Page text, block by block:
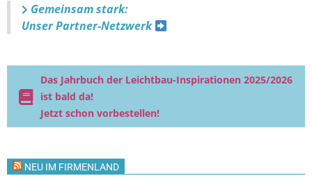
Gemeinsam stark:
Unser Partner-Netzwerk
Das Jahrbuch der Leichtbau-Inspirationen 2025/2026
ist bald da!
Jetzt schon vorbestellen!
NEU IM FIRMENLAND